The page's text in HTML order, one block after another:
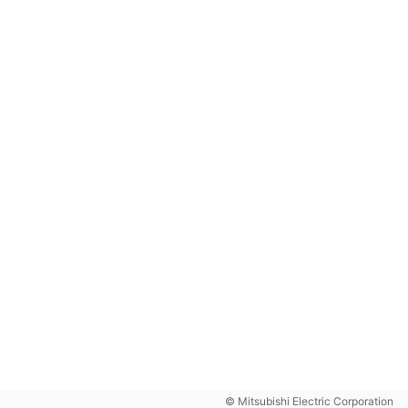
© Mitsubishi Electric Corporation